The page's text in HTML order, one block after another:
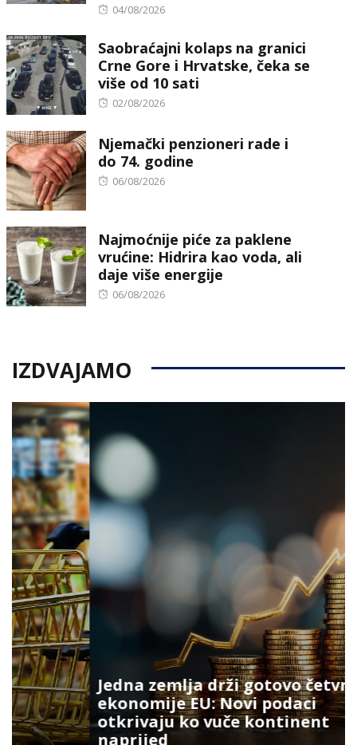
Posted
04/08/2026
Saobraćajni kolaps na granici
Crne Gore i Hrvatske, čeka se
više od 10 sati
Posted
02/08/2026
Njemački penzioneri rade i
do 74. godine
Posted
06/08/2026
Najmoćnije piće za paklene
vrućine: Hidrira kao voda, ali
daje više energije
Posted
06/08/2026
IZDVAJAMO
Jedna zemlja drži gotovo četvrtinu
ekonomije EU: Novi podaci
otkrivaju ko vuče kontinent
naprijed